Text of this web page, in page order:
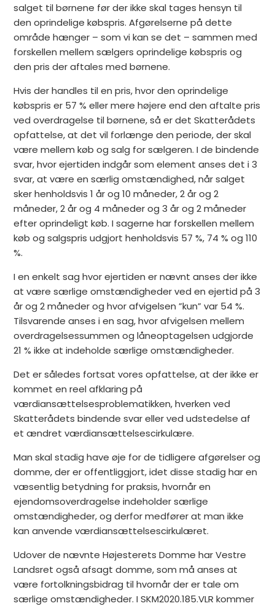
salget til børnene før der ikke skal tages hensyn til
den oprindelige købspris. Afgørelserne på dette
område hænger – som vi kan se det – sammen med
forskellen mellem sælgers oprindelige købspris og
den pris der aftales med børnene.
Hvis der handles til en pris, hvor den oprindelige
købspris er 57 % eller mere højere end den aftalte pris
ved overdragelse til børnene, så er det Skatterådets
opfattelse, at det vil forlænge den periode, der skal
være mellem køb og salg for sælgeren. I de bindende
svar, hvor ejertiden indgår som element anses det i 3
svar, at være en særlig omstændighed, når salget
sker henholdsvis 1 år og 10 måneder, 2 år og 2
måneder, 2 år og 4 måneder og 3 år og 2 måneder
efter oprindeligt køb. I sagerne har forskellen mellem
køb og salgspris udgjort henholdsvis 57 %, 74 % og 110
%.
I en enkelt sag hvor ejertiden er nævnt anses der ikke
at være særlige omstændigheder ved en ejertid på 3
år og 2 måneder og hvor afvigelsen ”kun” var 54 %.
Tilsvarende anses i en sag, hvor afvigelsen mellem
overdragelsessummen og låneoptagelsen udgjorde
21 % ikke at indeholde særlige omstændigheder.
Det er således fortsat vores opfattelse, at der ikke er
kommet en reel afklaring på
værdiansættelsesproblematikken, hverken ved
Skatterådets bindende svar eller ved udstedelse af
et ændret værdiansættelsescirkulære.
Man skal stadig have øje for de tidligere afgørelser og
domme, der er offentliggjort, idet disse stadig har en
væsentlig betydning for praksis, hvornår en
ejendomsoverdragelse indeholder særlige
omstændigheder, og derfor medfører at man ikke
kan anvende værdiansættelsescirkulæret.
Udover de nævnte Højesterets Domme har Vestre
Landsret også afsagt domme, som må anses at
være fortolkningsbidrag til hvornår der er tale om
særlige omstændigheder. I SKM2020.185.VLR kommer